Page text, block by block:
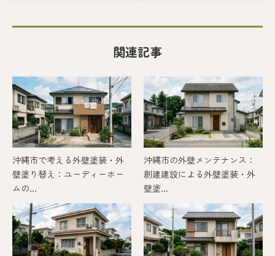
関連記事
沖縄市で考える外壁塗装・外
壁塗り替え：ユーディーホー
ムの...
沖縄市の外壁メンテナンス：
創建建設による外壁塗装・外
壁塗...